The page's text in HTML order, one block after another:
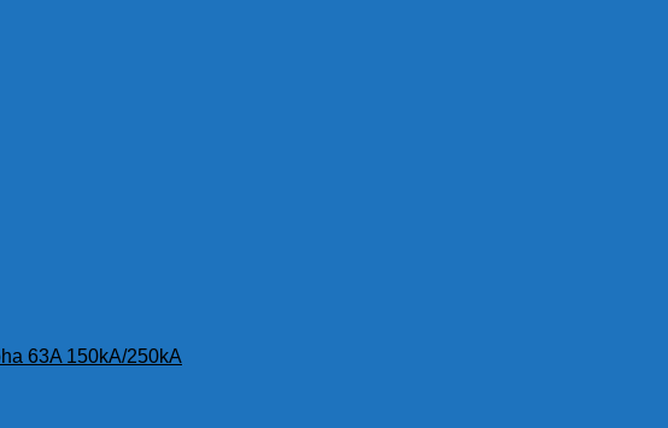
63A 150kA/250kA